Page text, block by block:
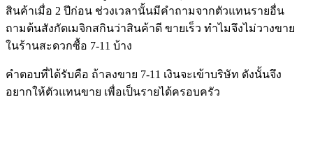
สินค้าเมื่อ 2 ปีก่อน ช่วงเวลานั้นมีคำถามจากตัวแทนรายอื่น
ถามต้นสังกัดเมจิกสกินว่าสินค้าดี ขายเร็ว ทำไมจึงไม่วางขาย
ในร้านสะดวกซื้อ 7-11 บ้าง
คำตอบที่ได้รับคือ ถ้าลงขาย 7-11 เงินจะเข้าบริษัท ดังนั้นจึง
อยากให้ตัวแทนขาย เพื่อเป็นรายได้ครอบครัว